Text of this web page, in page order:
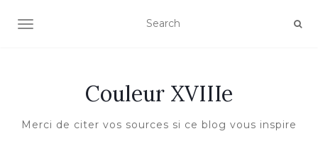
AFFICHER/MASQUER LA NAVIGATION
Couleur XVIIIe
Merci de citer vos sources si ce blog vous inspire